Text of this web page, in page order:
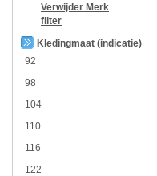
Verwijder Merk
filter
Kledingmaat (indicatie)
92
98
104
110
116
122